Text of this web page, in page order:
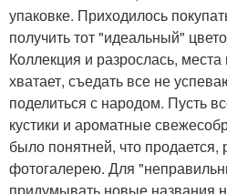
упаковке. Приходилось
получить тот "идеальный"
Коллекция и разрослась,
хватает, съедать все не
поделиться с народом. Пусть
кустики и ароматные
было понятней, что продается,
фотогалерею. Для